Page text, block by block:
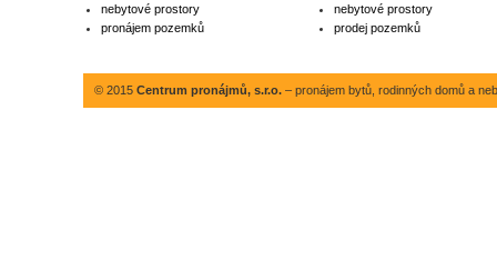
nebytové prostory
pronájem pozemků
nebytové prostory
prodej pozemků
© 2015 Centrum pronájmů, s.r.o.– pronájem bytů, rodinných domů a